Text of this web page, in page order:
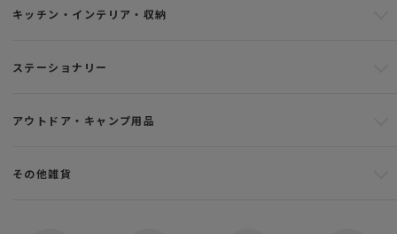
キッチン・インテリア・収納
ステーショナリー
アウトドア・キャンプ用品
その他雑貨